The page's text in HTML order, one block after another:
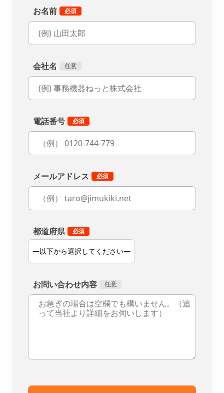
お名前
会社名
電話番号
メールアドレス
都道府県
お問い合わせ内容